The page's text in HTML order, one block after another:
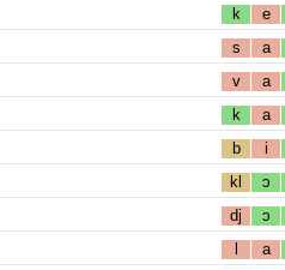
k e
s a
v a
k a
b i
kl ɔ
dj ɔ
l a